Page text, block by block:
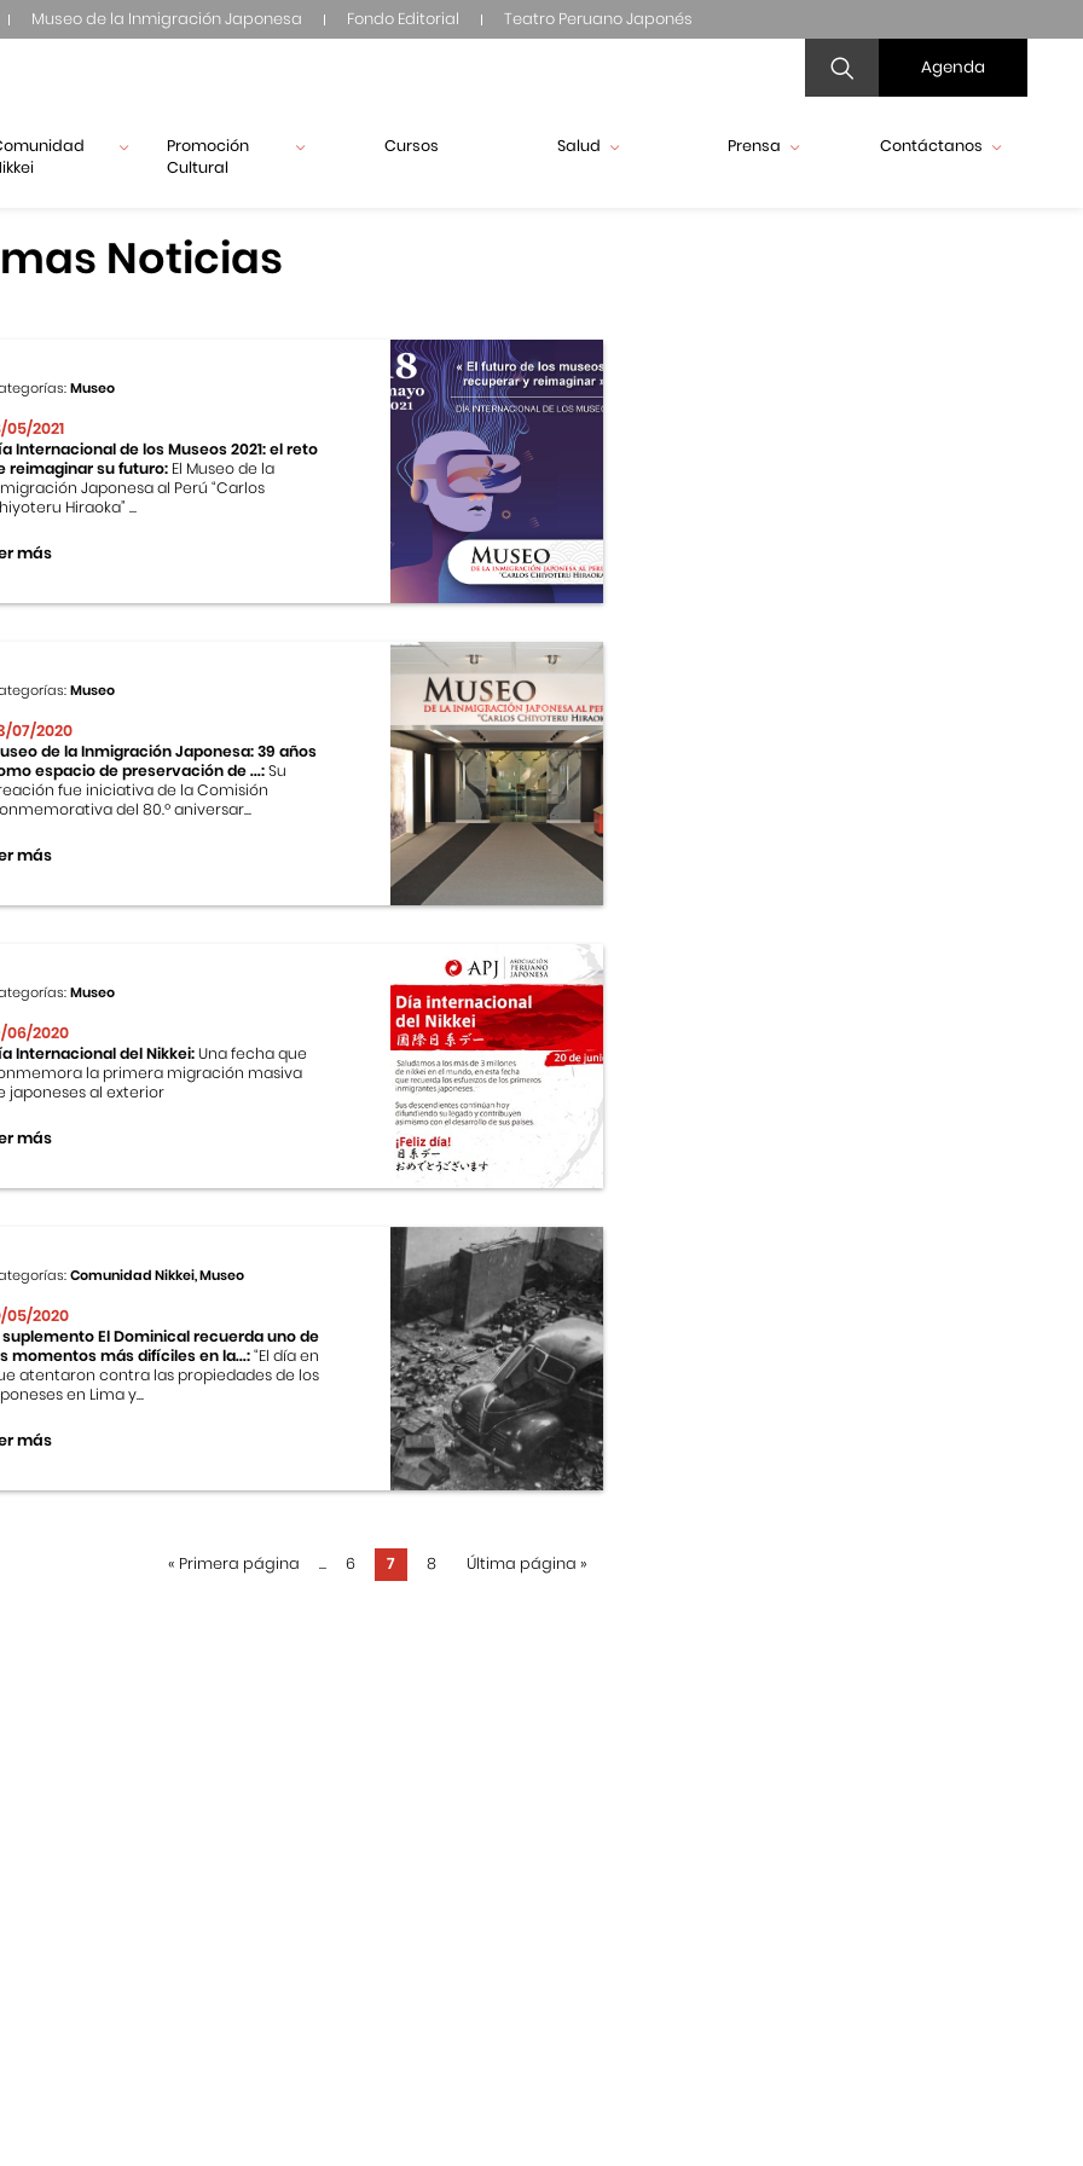
Museo de la Inmigración Japonesa Fondo Editorial Teatro Peruano Japonés
Agenda
Promoción
Cultural
Cursos Salud Prensa Contáctanos
Noticias
Museo
05/2021
Internacional de los Museos 2021: el reto
reimaginar su futuro: El Museo de la
Japonesa al Perú “Carlos
Hiraoka” ...
más
Museo
07/2020
de la Inmigración Japonesa: 39 años
espacio de preservación de ...:Su
fue iniciativa de la Comisión
del 80.º aniversar...
más
Museo
06/2020
Internacional del Nikkei:Una fecha que
la primera migración masiva
japoneses al exterior
más
Comunidad Nikkei, Museo
05/2020
suplemento El Dominical recuerda uno de
momentos más difíciles en la...:“El día en
atentaron contra las propiedades de los
en Lima y...
más
« Primera página ... 6 7 8 Última página »